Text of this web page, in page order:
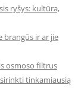
ryšys: kultūra,
brangūs ir ar jie
osmoso filtrus
tinkamiausią